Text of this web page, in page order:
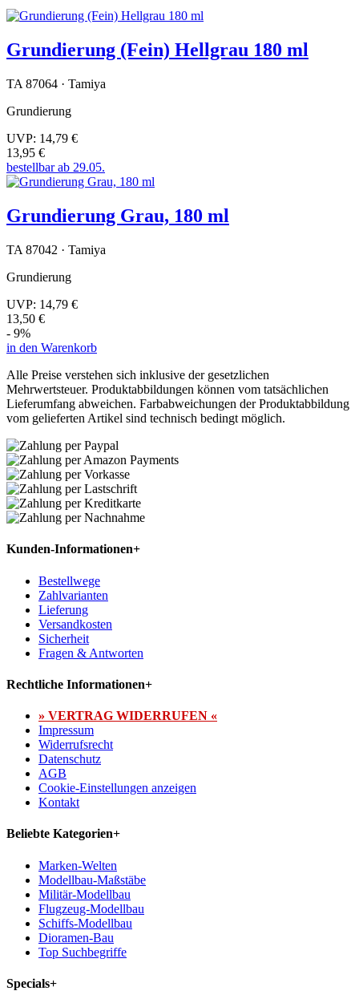
Grundierung (Fein) Hellgrau 180 ml
TA 87064 · Tamiya
Grundierung
UVP: 14,79 €
13,95 €
bestellbar ab 29.05.
Grundierung Grau, 180 ml
TA 87042 · Tamiya
Grundierung
UVP: 14,79 €
13,50 €
- 9%
in den Warenkorb
Alle Preise verstehen sich inklusive der gesetzlichen
Mehrwertsteuer. Produktabbildungen können vom tatsächlichen
Lieferumfang abweichen. Farbabweichungen der Produktabbildung
vom gelieferten Artikel sind technisch bedingt möglich.
Kunden-Informationen+
Bestellwege
Zahlvarianten
Lieferung
Versandkosten
Sicherheit
Fragen & Antworten
Rechtliche Informationen+
» VERTRAG WIDERRUFEN «
Impressum
Widerrufsrecht
Datenschutz
AGB
Cookie-Einstellungen anzeigen
Kontakt
Beliebte Kategorien+
Marken-Welten
Modellbau-Maßstäbe
Militär-Modellbau
Flugzeug-Modellbau
Schiffs-Modellbau
Dioramen-Bau
Top Suchbegriffe
Specials+